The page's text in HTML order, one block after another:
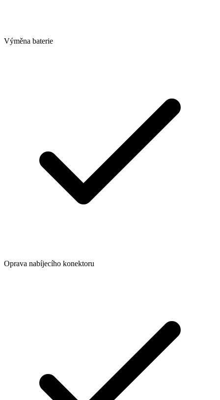
Výměna baterie
Oprava nabíjecího konektoru